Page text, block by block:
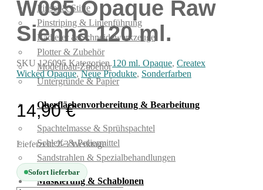
Pinsel & Stifte
Pinstriping & Linienführung
Radierer & Schneidewerkzeuge
Plotter & Zubehör
Modellbau-Zubehör
Untergründe & Papier
Oberflächenvorbereitung & Bearbeitung
Spachtelmasse & Sprühspachtel
Schleif- & Poliermittel
Sandstrahlen & Spezialbehandlungen
Maskierung & Schablonen
W095 Opaque Raw
Sienna 120 ml.
SKU126095Kategorien 120 ml. Opaque, Createx
Wicked Opaque,Neue Produkte, Sonderfarben
14,90€
Lieferzeit:2-3 Werktage
Sofort lieferbar